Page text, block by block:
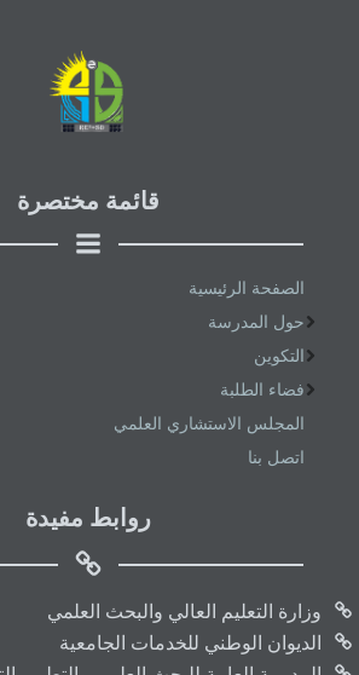
قائمة مختصرة
الصفحة الرئيسية
حول المدرسة
التكوين
فضاء الطلبة
المجلس الاستشاري العلمي
اتصل بنا
روابط مفيدة
وزارة التعليم العالي والبحث العلمي
الديوان الوطني للخدمات الجامعية